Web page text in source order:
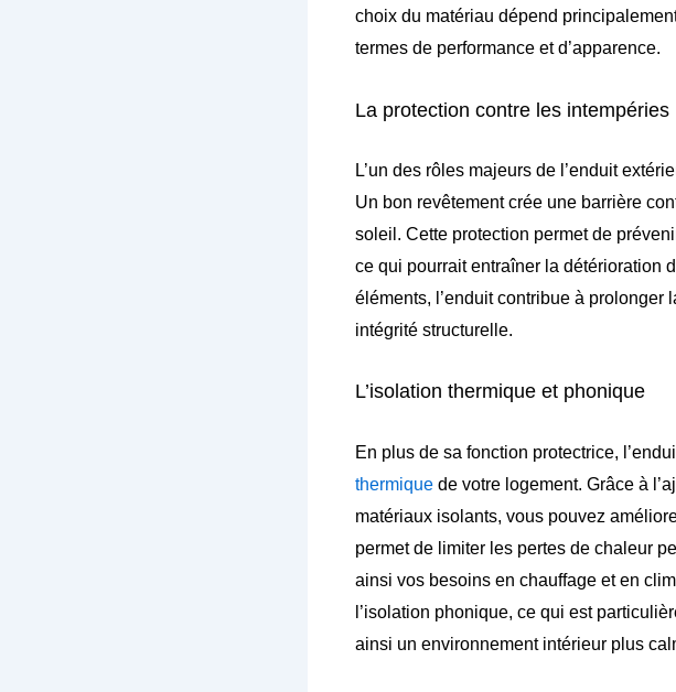
choix du matériau dépend
termes de performance et d’apparence.
La protection contre les intempéries
L’un des rôles majeurs de l’enduit
Un bon revêtement crée une barrière
soleil. Cette protection permet de
ce qui pourrait entraîner la détérioration
éléments, l’enduit contribue à prolonger
intégrité structurelle.
L’isolation thermique et phonique
En plus de sa fonction protectrice,
thermiquede votre logement. Grâce à
matériaux isolants, vous pouvez
permet de limiter les pertes de chaleur
ainsi vos besoins en chauffage et en
l’isolation phonique, ce qui est
ainsi un environnement intérieur plus